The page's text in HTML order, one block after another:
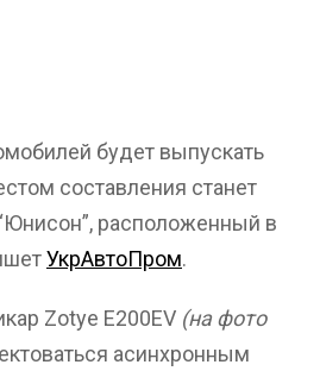
будет выпускать
составления станет
расположенный в
УкрАвтоПром.
Zotye E200EV (на фото
асинхронным